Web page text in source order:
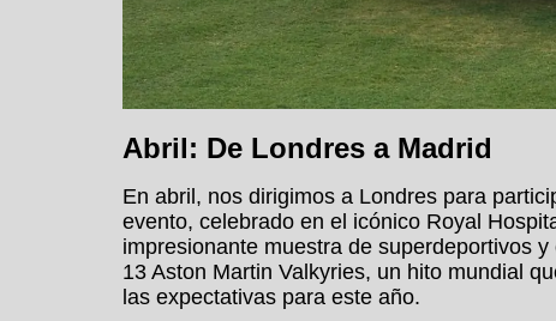
Abril: De Londres a Madrid
En abril, nos dirigimos a Londres para
evento, celebrado en el icónico Royal
impresionante muestra de superdeportivos
13 Aston Martin Valkyries, un hito mundial
las expectativas para este año.